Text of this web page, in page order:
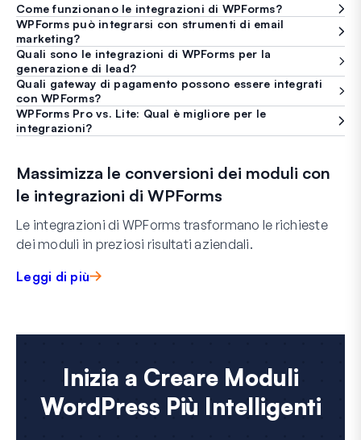
Come funzionano le integrazioni di WPForms?
WPForms può integrarsi con strumenti di email
marketing?
Quali sono le integrazioni di WPForms per la
generazione di lead?
Quali gateway di pagamento possono essere integrati
con WPForms?
WPForms Pro vs. Lite: Qual è migliore per le
integrazioni?
Massimizza le conversioni dei moduli con
le integrazioni di WPForms
Le integrazioni di WPForms trasformano le richieste
dei moduli in preziosi risultati aziendali.
Leggi di più
Inizia a Creare Moduli
WordPress Più Intelligenti